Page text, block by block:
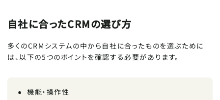
自社に合ったCRMの選び方
多くのCRMシステムの中から自社に合ったものを選ぶために
は、以下の5つのポイントを確認する必要があります。
機能・操作性